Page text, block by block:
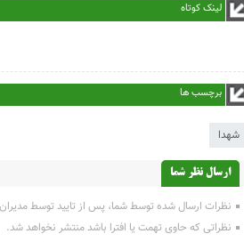
لینک کوتاه
برچسب ها
شهدا
ارسال نظر شما
نظرات ارسال شده توسط شما، پس از تایید توسط
نظراتی که حاوی تهمت یا افترا باشد منتشر نخواهد شد.